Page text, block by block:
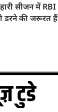
सीजन में RBI
डरने की जरूरत हैं